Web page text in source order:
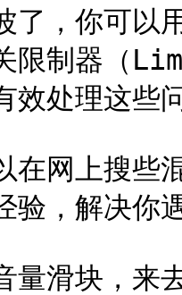
了，你可以
限制器（
效处理这些
在网上搜些
验，解决你
量滑块，来